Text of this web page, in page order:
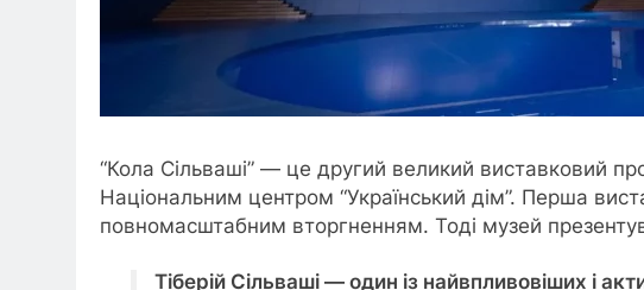
“Кола Сільваші” — це другий великий виставковий
Національним центром “Український дім”. Перша
повномасштабним вторгненням. Тоді музей
Тіберій Сільваші — один із найвпливовіших і